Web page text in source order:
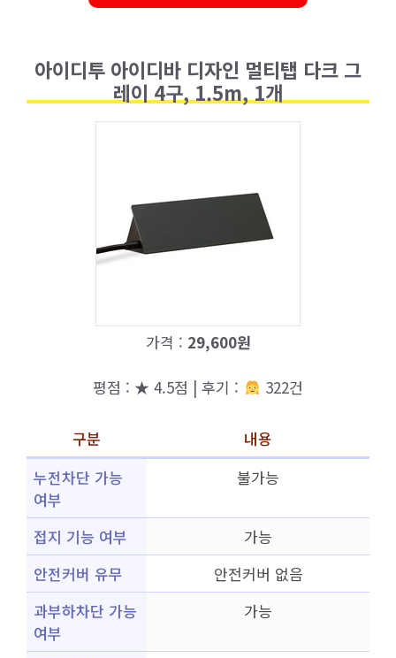
아이디투 아이디바 디자인 멀티탭 다크 그
레이 4구, 1.5m, 1개
가격 : 29,600원
평점 : ★ 4.5점 | 후기 : 322건
구분
내용
누전차단 가능
여부
불가능
접지 기능 여부
가능
안전커버 유무
안전커버 없음
과부하차단 가능
여부
가능